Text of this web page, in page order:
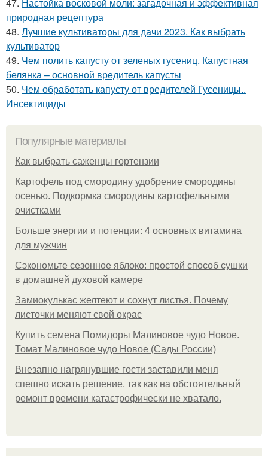
природная рецептура
48. Лучшие культиваторы для дачи 2023. Как выбрать
культиватор
49. Чем полить капусту от зеленых гусениц. Капустная
белянка – основной вредитель капусты
50. Чем обработать капусту от вредителей Гусеницы..
Инсектициды
Популярные материалы
Как выбрать саженцы гортензии
Картофель под смородину удобрение смородины
осенью. Подкормка смородины картофельными
очистками
Больше энергии и потенции: 4 основных витамина
для мужчин
Сэкономьте сезонное яблоко: простой способ сушки
в домашней духовой камере
Замиокулькас желтеют и сохнут листья. Почему
листочки меняют свой окрас
Купить семена Помидоры Малиновое чудо Новое.
Томат Малиновое чудо Новое (Сады России)
Внезапно нагрянувшие гости заставили меня
спешно искать решение, так как на обстоятельный
ремонт времени катастрофически не хватало.